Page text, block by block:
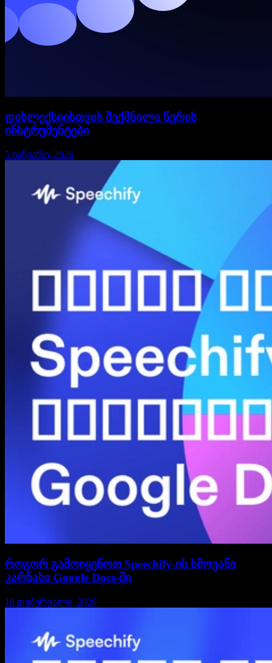
დისლექსიისთვის შექმნილი წერის
ინსტრუმენტები
5 იანვარი, 2026
როგორ გამოიყენოთ Speechify-ის ხმოვანი
კარნახი Google Docs-ში
18 თებერვალი, 2026